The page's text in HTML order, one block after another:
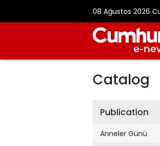
08 Ağustos 2026
Catalog
Publication
Anneler Günü